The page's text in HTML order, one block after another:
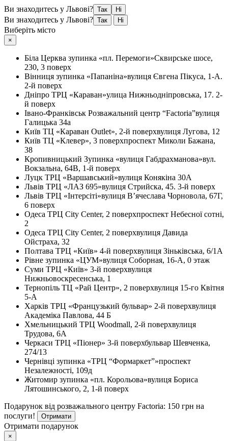
Ви знаходитесь у Львові? Так Ні
Ви знаходитесь у Львові? Так Ні
Виберіть місто
×
Біла Церква зупинка «пл. Перемоги»Сквирське шосе,
230, 3 поверх
Вінниця зупинка «Папаніна»вулиця Євгена Пікуса, 1-А.
2-й поверх
Дніпро ТРЦ «Караван»улица Нижньодніпровська, 17. 2-
й поверх
Івано-Франківськ Розважальний центр “Factoria”вулиця
Галицька 34а
Київ ТЦ «Караван Outlet», 2-й поверхвулиця Лугова, 12
Київ ТЦ «Клевер», 3 поверхпроспект Миколи Бажана,
38
Кропивницький Зупинка «вулиця Габдрахманова»вул.
Вокзальна, 64В, 1-й поверх
Луцк ТРЦ «Варшавський»вулиця Конякіна 30А
Львів ТРЦ «ЛАЗ 695»вулиця Стрийска, 45. 3-й поверх
Львів ТРЦ «Інтерсіті»вулиця В’ячеслава Чорновола, 67Г,
6 поверх
Одеса ТРЦ City Center, 2 поверхпроспект Небесної сотні,
2
Одеса ТРЦ City Center, 2 поверхвулиця Давида
Ойстраха, 32
Полтава ТРЦ «Київ» 4-й поверхвулиця Зіньківська, 6/1А
Рівне зупинка «ЦУМ»вулиця Соборная, 16-А, 0 этаж
Суми ТРЦ «Київ» 3-й поверхвулиця
Нижньовоскресенська, 1
Тернопіль ТЦ «Рай Центр», 2 поверхвулиця 15-го Квітня
5-А
Харків ТРЦ «Французький бульвар» 2-й поверхвулиця
Академіка Павлова, 44 Б
Хмельницький ТРЦ Woodmall, 2-й поверхвулиця
Трудова, 6А
Черкаси ТРЦ «Піонер» 3-й поверхбульвар Шевченка,
274/13
Чернівці зупинка «ТРЦ “Формаркет”»проспект
Незалежності, 109д
Житомир зупинка «пл. Корольова»вулиця Бориса
Лятошинського, 2, 1-й поверх
Подарунок від розважального центру Factoria: 150 грн на
послуги!
Отримати
Отримати подарунок
×